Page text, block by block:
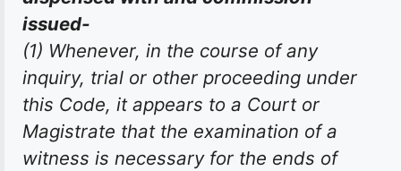
issued-
(1) Whenever, in the course of any
inquiry, trial or other proceeding under
this Code, it appears to a Court or
Magistrate that the examination of a
witness is necessary for the ends of